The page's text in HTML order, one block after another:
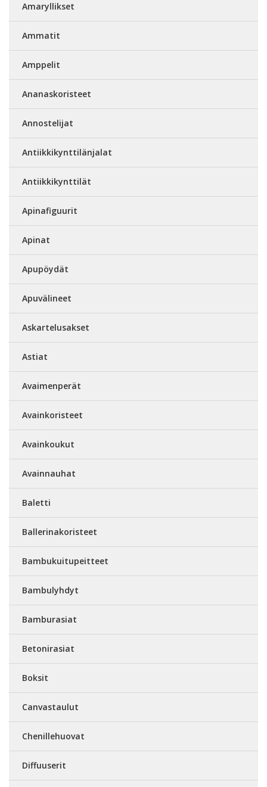
Amaryllikset
Ammatit
Amppelit
Ananaskoristeet
Annostelijat
Antiikkikynttilänjalat
Antiikkikynttilät
Apinafiguurit
Apinat
Apupöydät
Apuvälineet
Askartelusakset
Astiat
Avaimenperät
Avainkoristeet
Avainkoukut
Avainnauhat
Baletti
Ballerinakoristeet
Bambukuitupeitteet
Bambulyhdyt
Bamburasiat
Betonirasiat
Boksit
Canvastaulut
Chenillehuovat
Diffuuserit